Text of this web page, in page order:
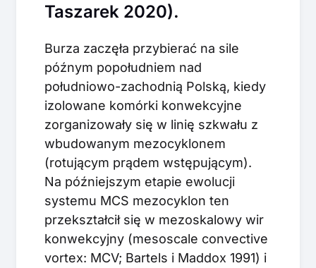
Taszarek 2020).
Burza zaczęła przybierać na sile
późnym popołudniem nad
południowo-zachodnią Polską, kiedy
izolowane komórki konwekcyjne
zorganizowały się w linię szkwału z
wbudowanym mezocyklonem
(rotującym prądem wstępującym).
Na późniejszym etapie ewolucji
systemu MCS mezocyklon ten
przekształcił się w mezoskalowy wir
konwekcyjny (mesoscale convective
vortex: MCV; Bartels i Maddox 1991) i